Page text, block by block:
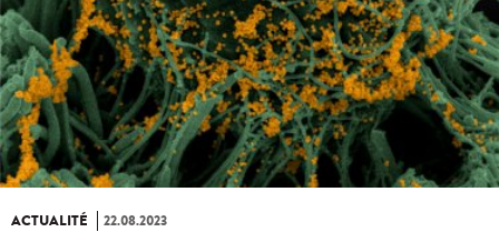
ACTUALITÉ 22.08.2023